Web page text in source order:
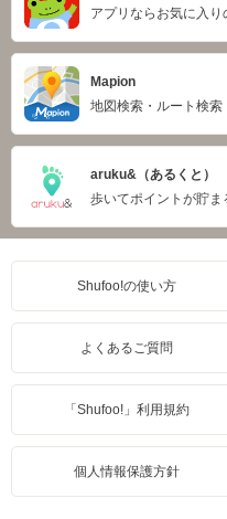
アプリならお気に入り
Mapion
地図検索・ルート検索
aruku&（あるくと）
歩いてポイントが貯ま
Shufoo!の使い方
よくあるご質問
「Shufoo!」利用規約
個人情報保護方針